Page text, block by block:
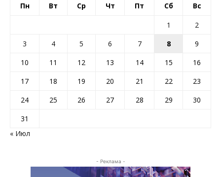
Пн Вт Ср Чт Пт Сб Вс
1
2
3
4 5 6 7 8
9
10
11 12 13 14 15
16
17
18 19 20 21 22
23
24
25 26 27 28 29
30
31
« Июл
- Реклама -